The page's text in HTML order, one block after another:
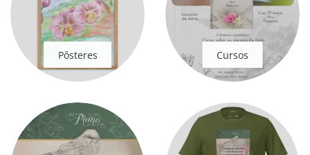
Pôsteres Cursos